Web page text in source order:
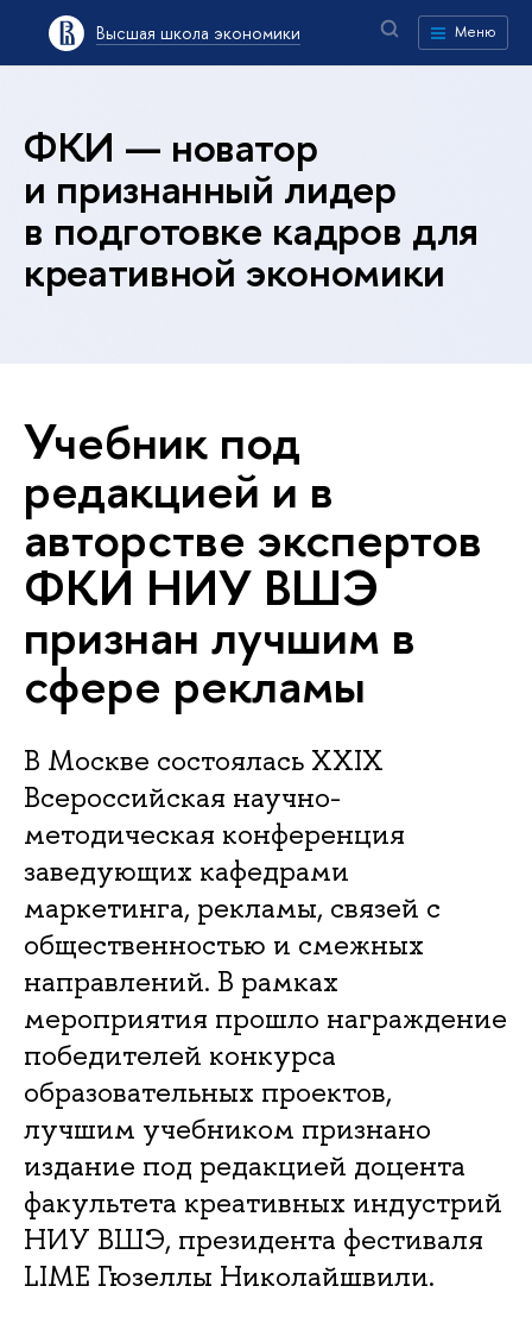
Высшая школа экономики Меню
ФКИ — новатор
и признанный лидер
в подготовке кадров для
креативной экономики
Учебник под
редакцией и в
авторстве экспертов
ФКИ НИУ ВШЭ
признан лучшим в
сфере рекламы
В Москве состоялась XXIX
Всероссийская научно-
методическая конференция
заведующих кафедрами
маркетинга, рекламы, связей с
общественностью и смежных
направлений. В рамках
мероприятия прошло награждение
победителей конкурса
образовательных проектов,
лучшим учебником признано
издание под редакцией доцента
факультета креативных индустрий
НИУ ВШЭ, президента фестиваля
LIME Гюзеллы Николайшвили.